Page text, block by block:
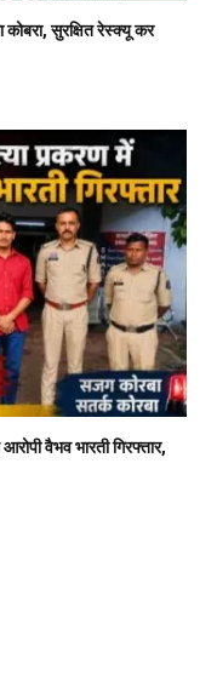
सुरक्षित रेस्क्यू कर
वैभव भारती गिरफ्तार,